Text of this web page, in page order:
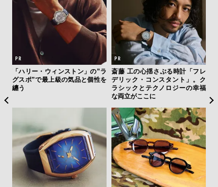
「ハリー・ウィンストン」の”ラ
グスポ”で最上級の気品と個性を
纏う
斎藤 工の心揺さぶる時計「フレ
デリック・コンスタント」。ク
ラシックとテクノロジーの幸福
な両立がここに
店